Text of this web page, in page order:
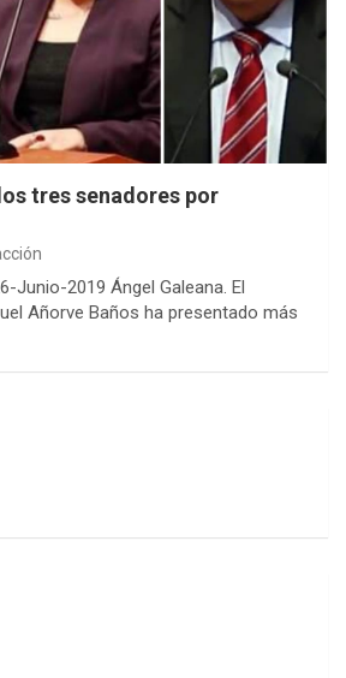
tres senadores por
Junio-2019 Ángel Galeana. El
Añorve Baños ha presentado más